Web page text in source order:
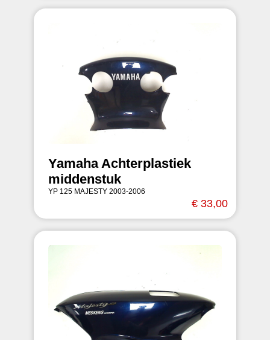
Yamaha Achterplastiek
middenstuk
YP 125 MAJESTY 2003-2006
€ 33,00